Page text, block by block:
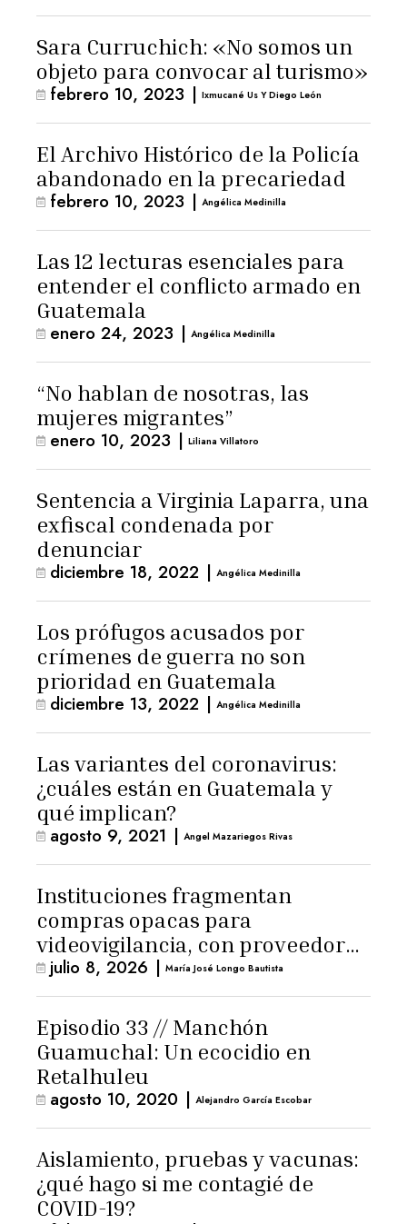
Sara Curruchich: «No somos un
objeto para convocar al turismo»
febrero 10, 2023 | Ixmucané Us Y Diego León
El Archivo Histórico de la Policía
abandonado en la precariedad
febrero 10, 2023 | Angélica Medinilla
Las 12 lecturas esenciales para
entender el conflicto armado en
Guatemala
enero 24, 2023 | Angélica Medinilla
“No hablan de nosotras, las
mujeres migrantes”
enero 10, 2023 | Liliana Villatoro
Sentencia a Virginia Laparra, una
exfiscal condenada por
denunciar
diciembre 18, 2022 | Angélica Medinilla
Los prófugos acusados por
crímenes de guerra no son
prioridad en Guatemala
diciembre 13, 2022 | Angélica Medinilla
Las variantes del coronavirus:
¿cuáles están en Guatemala y
qué implican?
agosto 9, 2021 | Angel Mazariegos Rivas
Instituciones fragmentan
compras opacas para
videovigilancia, con proveedores
cuestionados
julio 8, 2026 | María José Longo Bautista
Episodio 33 // Manchón
Guamuchal: Un ecocidio en
Retalhuleu
agosto 10, 2020 | Alejandro García Escobar
Aislamiento, pruebas y vacunas:
¿qué hago si me contagié de
COVID-19?